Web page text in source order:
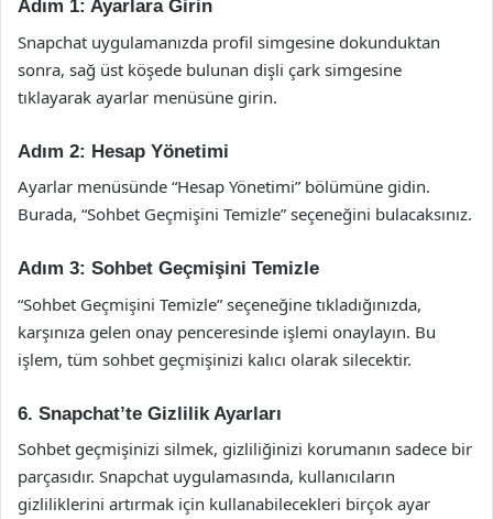
Adım 1: Ayarlara Girin
Snapchat uygulamanızda profil simgesine dokunduktan
sonra, sağ üst köşede bulunan dişli çark simgesine
tıklayarak ayarlar menüsüne girin.
Adım 2: Hesap Yönetimi
Ayarlar menüsünde “Hesap Yönetimi” bölümüne gidin.
Burada, “Sohbet Geçmişini Temizle” seçeneğini bulacaksınız.
Adım 3: Sohbet Geçmişini Temizle
“Sohbet Geçmişini Temizle” seçeneğine tıkladığınızda,
karşınıza gelen onay penceresinde işlemi onaylayın. Bu
işlem, tüm sohbet geçmişinizi kalıcı olarak silecektir.
6. Snapchat’te Gizlilik Ayarları
Sohbet geçmişinizi silmek, gizliliğinizi korumanın sadece bir
parçasıdır. Snapchat uygulamasında, kullanıcıların
gizliliklerini artırmak için kullanabilecekleri birçok ayar